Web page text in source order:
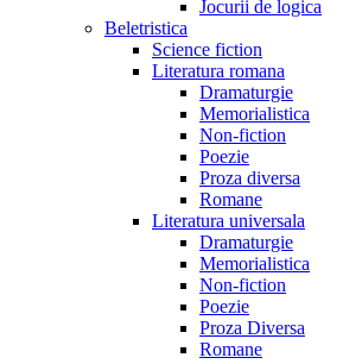
Jocurii de logica
Beletristica
Science fiction
Literatura romana
Dramaturgie
Memorialistica
Non-fiction
Poezie
Proza diversa
Romane
Literatura universala
Dramaturgie
Memorialistica
Non-fiction
Poezie
Proza Diversa
Romane